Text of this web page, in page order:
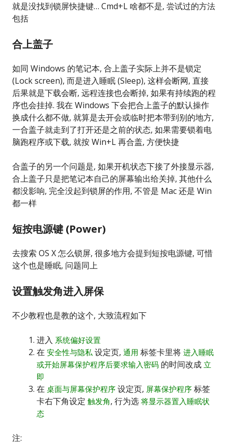
就是没找到锁屏快捷键… Cmd+L 啥都不是, 尝试过的方法
包括
合上盖子
如同 Windows 的笔记本, 合上盖子实际上并不是锁定
(Lock screen), 而是进入睡眠 (Sleep), 这样会断网, 直接
后果就是下载会断, 远程连接也会断掉, 如果有持续跑的程
序也会挂掉. 我在 Windows 下会把合上盖子的默认操作
换成什么都不做, 就算是去开会或临时把本带到别的地方,
一合盖子就走到了打开还是之前的状态, 如果需要锁着电
脑跑程序或下载, 就按 Win+L 再合盖, 方便快捷
合盖子的另一个问题是, 如果开机状态下接了外接显示器,
合上盖子只是把笔记本自己的屏幕输出给关掉, 其他什么
都没影响, 完全没起到锁屏的作用, 不管是 Mac 还是 Win
都一样
短按电源键 (Power)
去搜索 OS X 怎么锁屏, 很多地方会提到短按电源键, 可惜
这个也是睡眠, 问题同上
设置触发角进入屏保
不少教程也是教的这个, 大致流程如下
进入 系统偏好设置
在 安全性与隐私 设定页, 通用 标签卡里将 进入睡眠
或开始屏幕保护程序后要求输入密码 的时间改成 立
即
在 桌面与屏幕保护程序 设定页, 屏幕保护程序 标签
卡右下角设定 触发角, 行为选 将显示器置入睡眠状
态
注: